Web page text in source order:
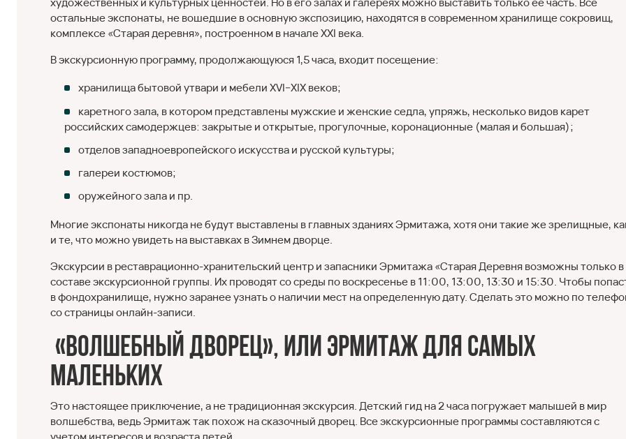
остальные экспонаты, не вошедшие в основную экспозицию, находятся в современном хранилище сокровищ,
комплексе «Старая деревня», построенном в начале XXI века.
В экскурсионную программу, продолжающуюся 1,5 часа, входит посещение:
хранилища бытовой утвари и мебели XVI–XIX веков;
каретного зала, в котором представлены мужские и женские седла, упряжь, несколько видов карет
российских самодержцев: закрытые и открытые, прогулочные, коронационные (малая и большая);
отделов западноевропейского искусства и русской культуры;
галереи костюмов;
оружейного зала и пр.
Многие экспонаты никогда не будут выставлены в главных зданиях Эрмитажа, хотя они такие же зрелищные,
и те, что можно увидеть на выставках в Зимнем дворце.
Экскурсии в реставрационно-хранительский центр и запасники Эрмитажа «Старая Деревня возможны только в
составе экскурсионной группы. Их проводят со среды по воскресенье в 11:00, 13:00, 13:30 и 15:30. Чтобы
в фондохранилище, нужно заранее узнать о наличии мест на определенную дату. Сделать это можно по
со страницы онлайн-записи.
«Волшебный дворец», или Эрмитаж для самых
маленьких
Это настоящее приключение, а не традиционная экскурсия. Детский гид на 2 часа погружает малышей в мир
волшебства, ведь Эрмитаж так похож на сказочный дворец. Все экскурсионные программы составляются с